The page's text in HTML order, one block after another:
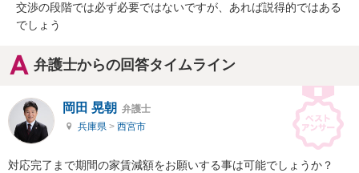
交渉の段階では必ず必要ではないですが、あれば説得的ではある
でしょう
弁護士からの回答タイムライン
岡田 晃朝 弁護士
兵庫県 > 西宮市
対応完了まで期間の家賃減額をお願いする事は可能でしょうか？